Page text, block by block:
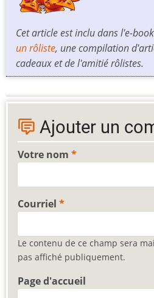
Cet article est inclu dans l'e-
un rôliste, une compilation
cadeaux et de l'amitié rôlistes.
Ajouter un
Votre nom
Courriel
Le contenu de ce champ sera
pas affiché publiquement.
Page d'accueil